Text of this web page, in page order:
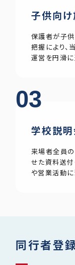
子供向け
保護者が子
把握により、
運営を円滑
03
学校説明
来場者全員の
せた資料送
や営業活動
同行者登